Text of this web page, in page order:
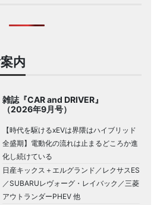
内
雑誌『CAR and DRIVER』
（2026年9月号）
【時代を駆けるxEVは界隈はハイブリッド
全盛期】電動化の流れは止まるどころか進
化し続けている
日産キックス＋エルグランド／レクサスES
／SUBARUレヴォーグ・レイバック／三菱
アウトランダーPHEV 他